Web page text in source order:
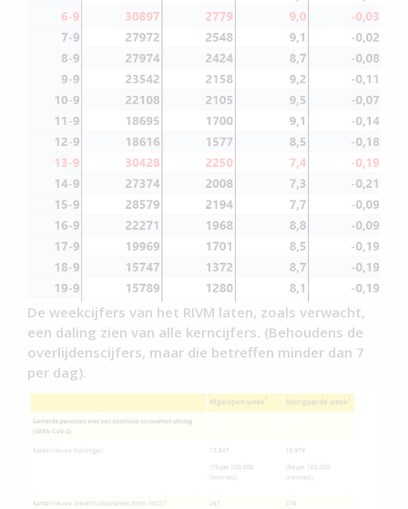
De weekcijfers van het RIVM laten, zoals verwacht,
een daling zien van alle kerncijfers. (Behoudens de
overlijdenscijfers, maar die betreffen minder dan 7
per dag).